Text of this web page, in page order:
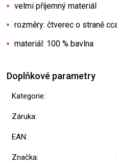
velmi příjemný materiál
rozměry: čtverec o straně
materiál: 100 % bavlna
Doplňkové parametry
Kategorie:
Záruka:
EAN:
Značka: